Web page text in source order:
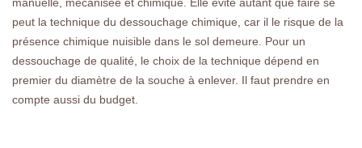
peut la technique du dessouchage chimique, car il le risque de la
présence chimique nuisible dans le sol demeure. Pour un
dessouchage de qualité, le choix de la technique dépend en
premier du diamètre de la souche à enlever. Il faut prendre en
compte aussi du budget.